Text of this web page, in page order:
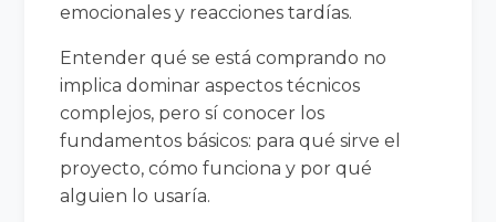
emocionales y reacciones tardías.
Entender qué se está comprando no
implica dominar aspectos técnicos
complejos, pero sí conocer los
fundamentos básicos: para qué sirve el
proyecto, cómo funciona y por qué
alguien lo usaría.